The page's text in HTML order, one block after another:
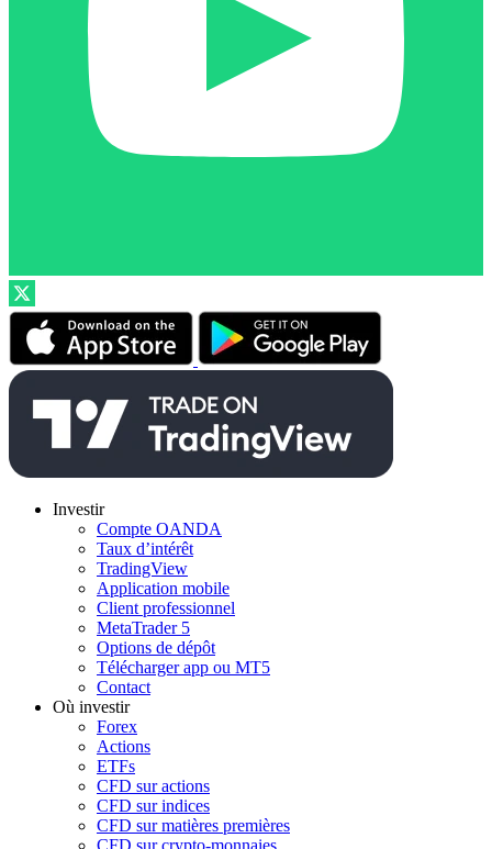
Investir
Compte OANDA
Taux d’intérêt
TradingView
Application mobile
Client professionnel
MetaTrader 5
Options de dépôt
Télécharger app ou MT5
Contact
Où investir
Forex
Actions
ETFs
CFD sur actions
CFD sur indices
CFD sur matières premières
CFD sur crypto-monnaies